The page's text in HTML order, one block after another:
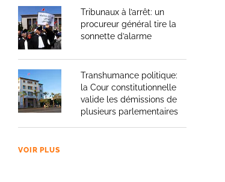
Tribunaux à l’arrêt: un
procureur général tire la
sonnette d’alarme
Transhumance politique:
la Cour constitutionnelle
valide les démissions de
plusieurs parlementaires
VOIR PLUS